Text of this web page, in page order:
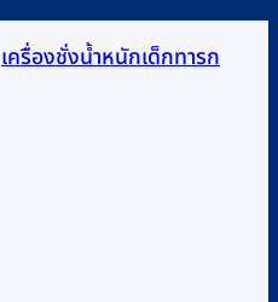
เครื่องชั่งน้ำหนักเด็กทารก